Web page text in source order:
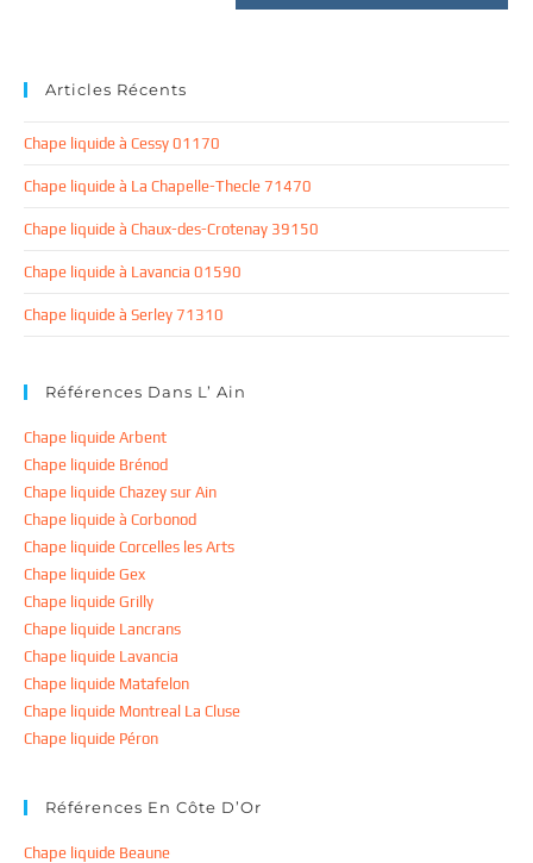
Articles Récents
Chape liquide à Cessy 01170
Chape liquide à La Chapelle-Thecle 71470
Chape liquide à Chaux-des-Crotenay 39150
Chape liquide à Lavancia 01590
Chape liquide à Serley 71310
Références Dans L’ Ain
Chape liquide Arbent
Chape liquide Brénod
Chape liquide Chazey sur Ain
Chape liquide à Corbonod
Chape liquide Corcelles les Arts
Chape liquide Gex
Chape liquide Grilly
Chape liquide Lancrans
Chape liquide Lavancia
Chape liquide Matafelon
Chape liquide Montreal La Cluse
Chape liquide Péron
Références En Côte D’Or
Chape liquide Beaune